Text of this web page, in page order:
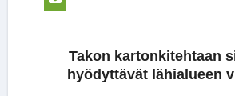
Takon kartonkitehtaan
hyödyttävät lähialueen